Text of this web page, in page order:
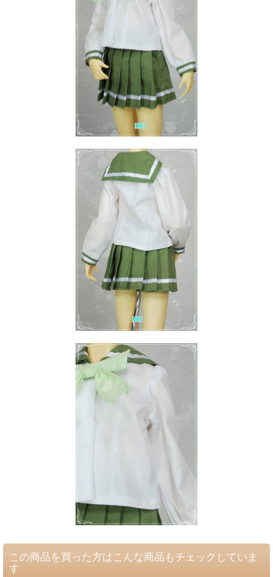
この商品を買った方はこんな商品もチェックしていま
す